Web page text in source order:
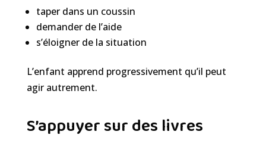
taper dans un coussin
demander de l’aide
s’éloigner de la situation
L’enfant apprend progressivement qu’il peut
agir autrement.
S’appuyer sur des livres